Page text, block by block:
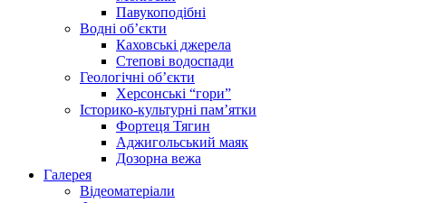
Павукоподібні
Водні об’єкти
Каховські джерела
Степові водоспади
Геологічні об’єкти
Херсонські “гори”
Історико-культурні пам’ятки
Фортеця Тягин
Аджигольський маяк
Дозорна вежа
Галерея
Відеоматеріали